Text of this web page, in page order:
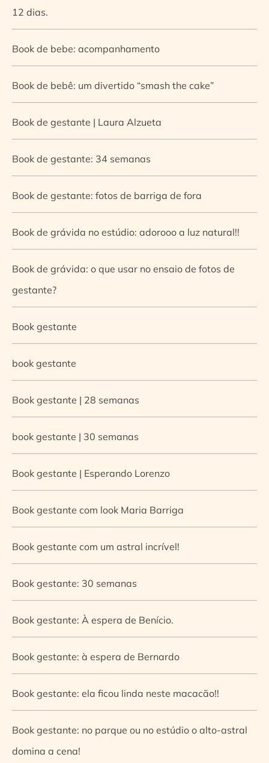
12 dias.
Book de bebe: acompanhamento
Book de bebê: um divertido “smash the cake”
Book de gestante | Laura Alzueta
Book de gestante: 34 semanas
Book de gestante: fotos de barriga de fora
Book de grávida no estúdio: adorooo a luz natural!!
Book de grávida: o que usar no ensaio de fotos de
gestante?
Book gestante
book gestante
Book gestante | 28 semanas
book gestante | 30 semanas
Book gestante | Esperando Lorenzo
Book gestante com look Maria Barriga
Book gestante com um astral incrível!
Book gestante: 30 semanas
Book gestante: À espera de Benício.
Book gestante: à espera de Bernardo
Book gestante: ela ficou linda neste macacão!!
Book gestante: no parque ou no estúdio o alto-astral
domina a cena!